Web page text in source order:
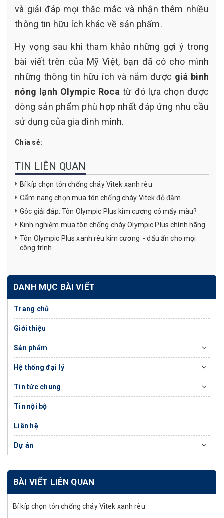
và giải đáp mọi thắc mắc và nhận thêm nhiều
thông tin hữu ích khác về sản phẩm.
Hy vọng sau khi tham khảo những gợi ý trong
bài viết trên của Mỹ Việt, bạn đã có cho mình
những thông tin hữu ích và nắm được giá bình
nóng lạnh Olympic Roca từ đó lựa chọn được
dòng sản phẩm phù hợp nhất đáp ứng nhu cầu
sử dụng của gia đình mình.
Chia sẻ:
TIN LIÊN QUAN
Bí kíp chọn tôn chống cháy Vitek xanh rêu
Cẩm nang chọn mua tôn chống cháy Vitek đỏ đậm
Góc giải đáp: Tôn Olympic Plus kim cương có mấy màu?
Kinh nghiệm mua tôn chống cháy Olympic Plus chính hãng
Tôn Olympic Plus xanh rêu kim cương - dấu ấn cho mọi
công trình
DANH MỤC BÀI VIẾT
Trang chủ
Giới thiệu
Sản phẩm
Hệ thống đại lý
Tin tức chung
Tin nội bộ
Liên hệ
Dự án
BÀI VIẾT LIÊN QUAN
Bí kíp chọn tôn chống cháy Vitek xanh rêu